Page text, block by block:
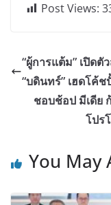
Post Views:
“ผู้การแต้ม” เปิด
“บดินทร์” เฮดโค้
ชอบช้อป มีเดีย
โปร
You May